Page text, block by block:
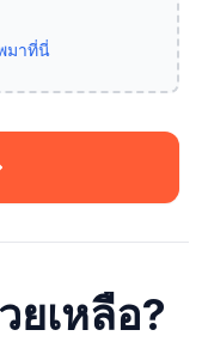
มาที่นี่
ยเหลือ?